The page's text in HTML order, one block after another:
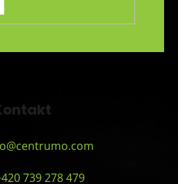
@centrumo.com
739 278 479